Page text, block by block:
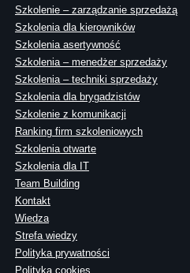
Szkolenie – zarządzanie sprzedażą
Szkolenia dla kierowników
Szkolenia asertywność
Szkolenia – menedżer sprzedaży
Szkolenia – techniki sprzedaży
Szkolenia dla brygadzistów
Szkolenie z komunikacji
Ranking firm szkoleniowych
Szkolenia otwarte
Szkolenia dla IT
Team Building
Kontakt
Wiedza
Strefa wiedzy
Polityka prywatności
Polityka cookies